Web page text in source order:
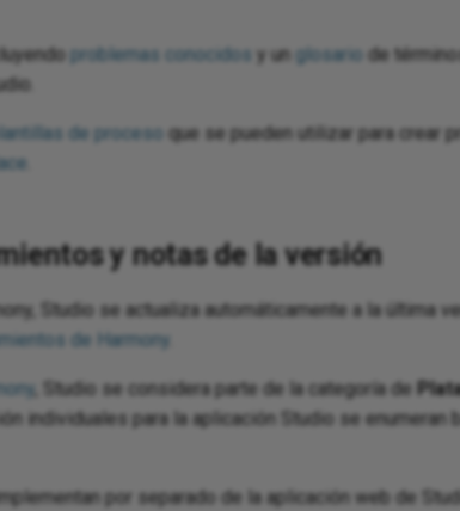
problemas conocidos y un glosario de
de proceso que se pueden utilizar para crear
y notas de la versión
Studio se actualiza automáticamente a la última
de Harmony
, Studio se considera parte de la categoría de
individuales para la aplicación Studio se enumeran
por separado de la aplicación web de